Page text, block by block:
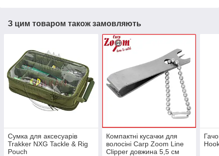
З цим товаром також замовляють
Сумка для аксесуарів
Trakker NXG Tackle & Rig
Pouch
Компактні кусачки для
волосіні Carp Zoom Line
Clipper довжина 5,5 см